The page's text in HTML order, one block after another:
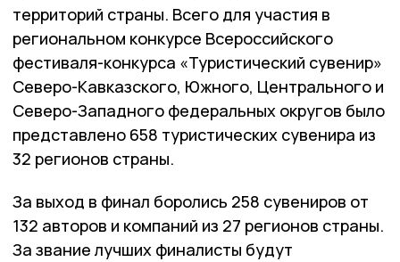
территорий страны. Всего для участия в
региональном конкурсе Всероссийского
фестиваля-конкурса «Туристический сувенир»
Северо-Кавказского, Южного, Центрального и
Северо-Западного федеральных округов было
представлено 658 туристических сувенира из
32 регионов страны.
За выход в финал боролись 258 сувениров от
132 авторов и компаний из 27 регионов страны.
За звание лучших финалисты будут